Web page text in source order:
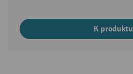
K produktu